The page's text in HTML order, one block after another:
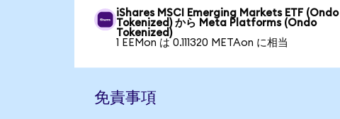
iShares MSCI Emerging Markets ETF (Ondo
Tokenized) から Meta Platforms (Ondo
Tokenized)
1 EEMon は 0.111320 METAon に相当
免責事項